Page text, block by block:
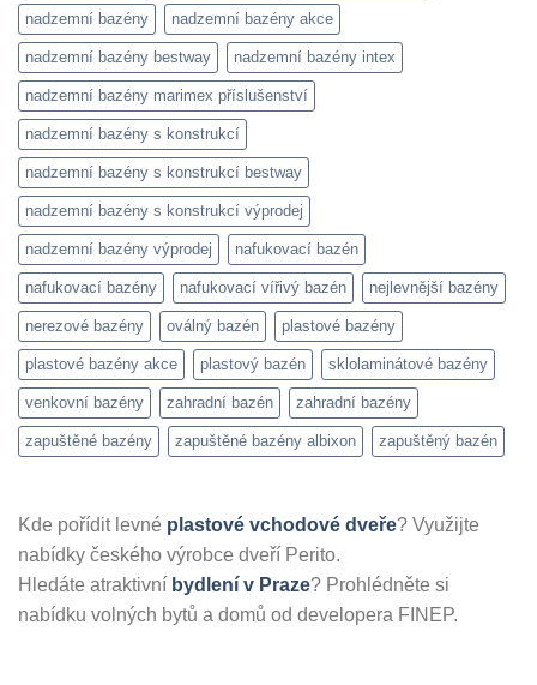
nadzemní bazény nadzemní bazény akce
nadzemní bazény bestway nadzemní bazény intex
nadzemní bazény marimex příslušenství
nadzemní bazény s konstrukcí
nadzemní bazény s konstrukcí bestway
nadzemní bazény s konstrukcí výprodej
nadzemní bazény výprodej nafukovací bazén
nafukovací bazény nafukovací vířivý bazén nejlevnější bazény
nerezové bazény oválný bazén plastové bazény
plastové bazény akce plastový bazén sklolaminátové bazény
venkovní bazény zahradní bazén zahradní bazény
zapuštěné bazény zapuštěné bazény albixon zapuštěný bazén
Kde pořídit levné plastové vchodové dveře? Využijte
nabídky českého výrobce dveří Perito.
Hledáte atraktivní bydlení v Praze? Prohlédněte si
nabídku volných bytů a domů od developera FINEP.